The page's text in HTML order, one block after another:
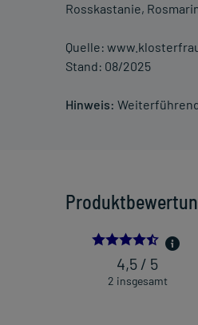
Rosskastanie,
Quelle:
Stand: 08/2025
Hinweis:
4.5
4,5 / 5
2 insgesamt